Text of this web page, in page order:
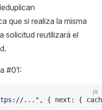
que si realiza la misma
solicitud reutilizará el
#01:
js
..." , { next: {